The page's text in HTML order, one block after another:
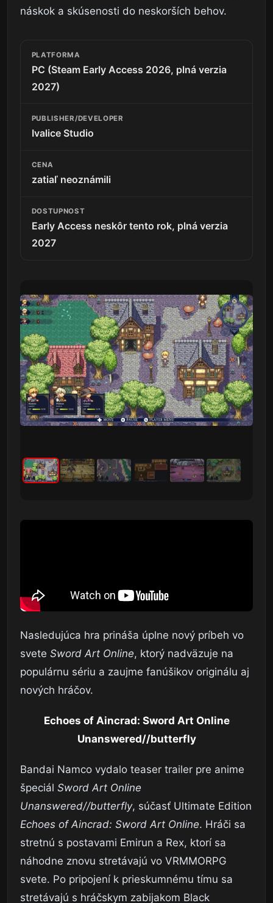
náskok a skúsenosti do neskorších behov.
PLATFORMA
PC (Steam Early Access 2026, plná verzia
2027)
PUBLISHER/DEVELOPER
Ivalice Studio
CENA
zatiaľ neoznámili
DOSTUPNOST
Early Access neskôr tento rok, plná verzia
2027
Nasledujúca hra prináša úplne nový príbeh vo
svete Sword Art Online, ktorý nadväzuje na
populárnu sériu a zaujme fanúšikov originálu aj
nových hráčov.
Echoes of Aincrad: Sword Art Online
Unanswered//butterfly
Bandai Namco vydalo teaser trailer pre anime
špeciál Sword Art Online
Unanswered//butterfly, súčasť Ultimate Edition
Echoes of Aincrad: Sword Art Online. Hráči sa
stretnú s postavami Emirun a Rex, ktorí sa
náhodne znovu stretávajú vo VRMMORPG
svete. Po pripojení k prieskumnému tímu sa
stretávajú s hráčskym zabijakom Black